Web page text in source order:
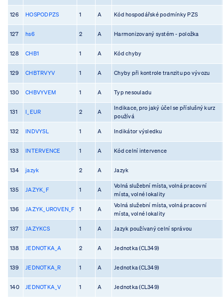
126 HOSPODPZS 1 A Kód hospodářské podmínky PZS
127 hs6 2 A Harmonizovaný systém - položka
128 CHB1 1 A Kód chyby
129 CHBTRVYV 1 A Chyby při kontrole tranzitu po vývozu
130 CHBVYVEM 1 A Typ nesouladu
131 I_EUR 2 A
Indikace, pro jaký účel se příslušný kurz
používá
132 INDVYSL 1 A Indikátor výsledku
133 INTERVENCE 1 A Kód celní intervence
134 jazyk 2 A Jazyk
135 JAZYK_F 1 A
Volná služební místa, volná pracovní
místa, volné lokality
136 JAZYK_UROVEN_F 1 A
Volná služební místa, volná pracovní
místa, volné lokality
137 JAZYKCS 1 A Jazyk používaný celní správou
138 JEDNOTKA_A 2 A Jednotka (CL349)
139 JEDNOTKA_R 1 A Jednotka (CL349)
140 JEDNOTKA_V 1 A Jednotka (CL349)